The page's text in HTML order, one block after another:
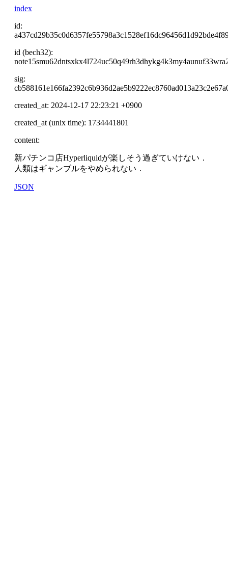
index
id:
id (bech32):
sig:
created_at: 2024-12-17 22:23:21 +0900
created_at (unix time): 1734441801
content:
新パチンコ店Hyperliquidが楽しそう過ぎていけない．
人類はギャンブルをやめられない．
JSON